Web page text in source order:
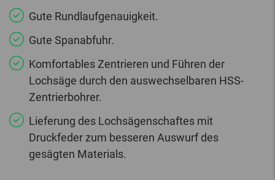
Gute Rundlaufgenauigkeit.
Gute Spanabfuhr.
Komfortables Zentrieren und Führen der
Lochsäge durch den auswechselbaren HSS-
Zentrierbohrer.
Lieferung des Lochsägenschaftes mit
Druckfeder zum besseren Auswurf des
gesägten Materials.